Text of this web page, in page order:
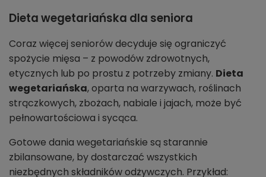
Dieta wegetariańska dla seniora
Coraz więcej seniorów decyduje się ograniczyć
spożycie mięsa – z powodów zdrowotnych,
etycznych lub po prostu z potrzeby zmiany. Dieta
wegetariańska, oparta na warzywach, roślinach
strączkowych, zbożach, nabiale i jajach, może być
pełnowartościowa i sycąca.
Gotowe dania wegetariańskie są starannie
zbilansowane, by dostarczać wszystkich
niezbędnych składników odżywczych. Przykład: